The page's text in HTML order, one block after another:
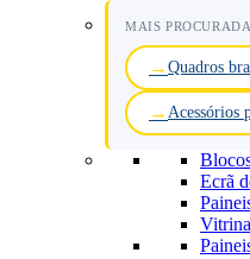
MAIS
Quadros
Acessórios
Ecrã